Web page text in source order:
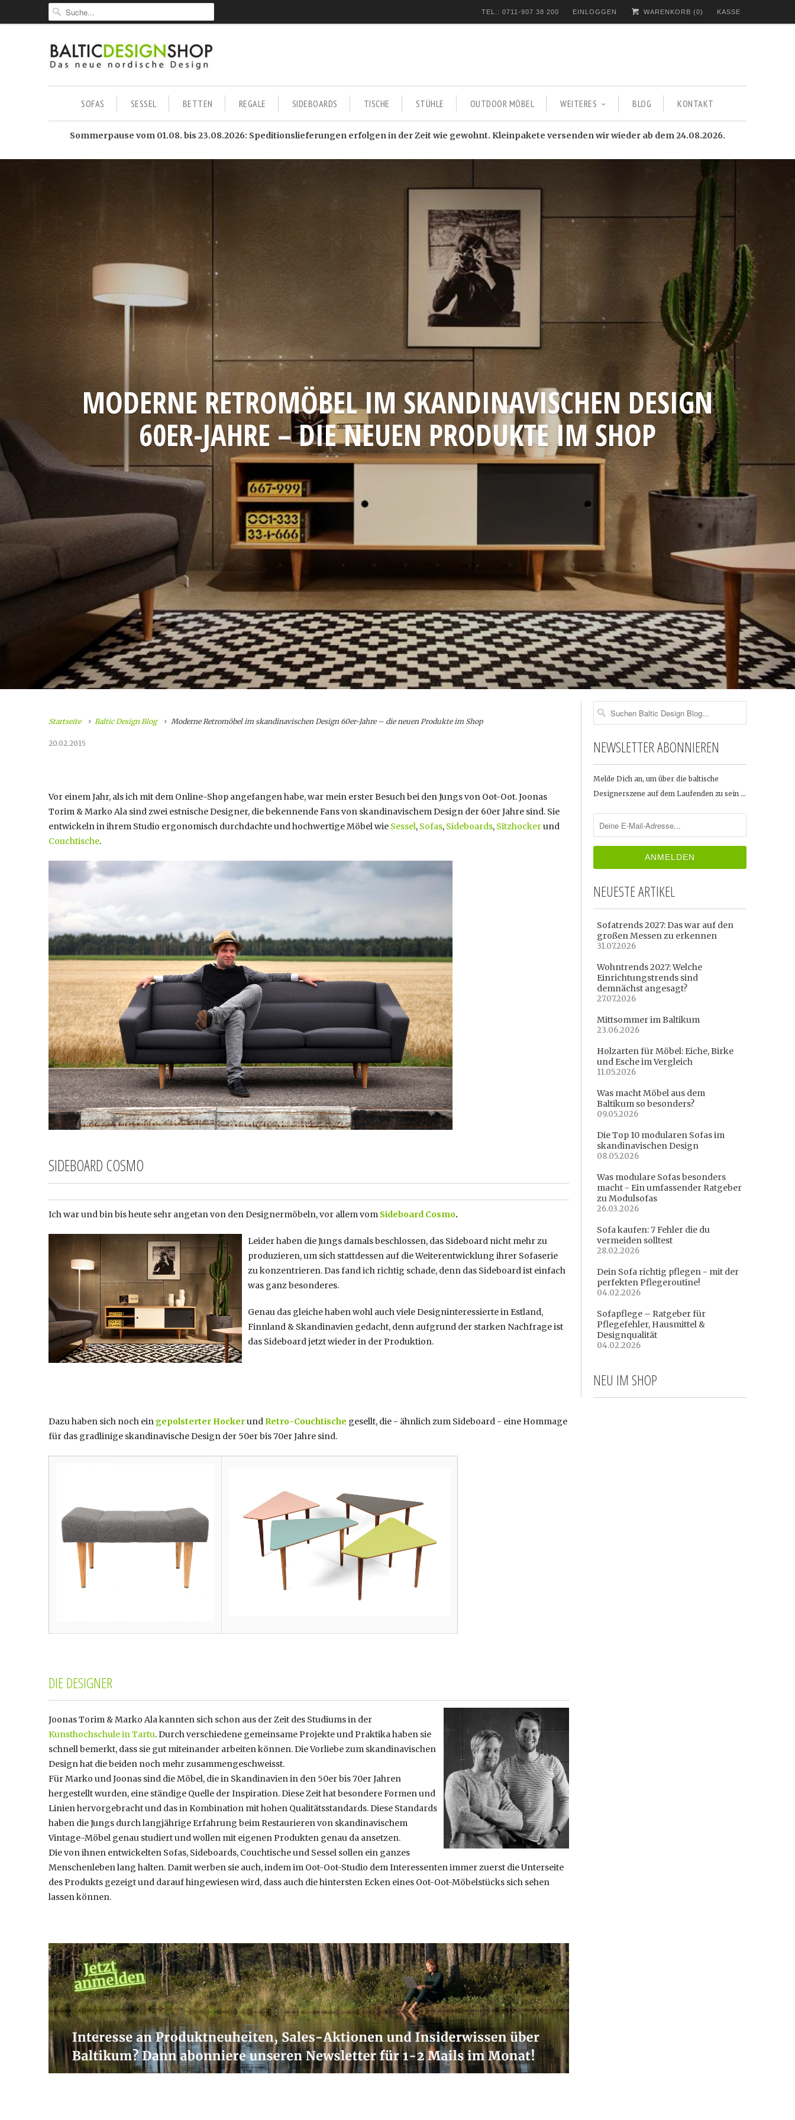
TEL.: 0711-907 38 200 EINLOGGEN WARENKORB (0) KASSE
SOFAS SESSEL BETTEN REGALE SIDEBOARDS TISCHE STÜHLE OUTDOOR MÖBEL WEITERES BLOG KONTAKT
Sommerpause vom 01.08. bis 23.08.2026: Speditionslieferungen erfolgen in der Zeit wie gewohnt. Kleinpakete versenden wir wieder ab dem 24.08.2026.
MODERNE RETROMÖBEL IM SKANDINAVISCHEN DESIGN
60ER-JAHRE – DIE NEUEN PRODUKTE IM SHOP
Startseite Baltic Design Blog Moderne Retromöbel im skandinavischen Design 60er-Jahre – die neuen Produkte im Shop
20.02.2015
Vor einem Jahr, als ich mit dem Online-Shop angefangen habe, war mein erster Besuch bei den Jungs von Oot-Oot. Joonas
Torim & Marko Ala sind zwei estnische Designer, die bekennende Fans von skandinavischem Design der 60er Jahre sind. Sie
entwickeln in ihrem Studio ergonomisch durchdachte und hochwertige Möbel wie Sessel, Sofas, Sideboards, Sitzhockerund
Couchtische.
SIDEBOARD COSMO
Ich war und bin bis heute sehr angetan von den Designermöbeln, vor allem vom Sideboard Cosmo.
Leider haben die Jungs damals beschlossen, das Sideboard nicht mehr zu
produzieren, um sich stattdessen auf die Weiterentwicklung ihrer Sofaserie
zu konzentrieren. Das fand ich richtig schade, denn das Sideboard ist einfach
was ganz besonderes.
Genau das gleiche haben wohl auch viele Designinteressierte in Estland,
Finnland & Skandinavien gedacht, denn aufgrund der starken Nachfrage ist
das Sideboard jetzt wieder in der Produktion.
Dazu haben sich noch ein gepolsterter Hockerund Retro-Couchtische gesellt, die - ähnlich zum Sideboard - eine Hommage
für das gradlinige skandinavische Design der 50er bis 70er Jahre sind.
DIE DESIGNER
Joonas Torim & Marko Ala kannten sich schon aus der Zeit des Studiums in der
Kunsthochschule in Tartu. Durch verschiedene gemeinsame Projekte und Praktika haben sie
schnell bemerkt, dass sie gut miteinander arbeiten können. Die Vorliebe zum skandinavischen
Design hat die beiden noch mehr zusammengeschweisst.
Für Marko und Joonas sind die Möbel, die in Skandinavien in den 50er bis 70er Jahren
hergestellt wurden, eine ständige Quelle der Inspiration. Diese Zeit hat besondere Formen und
Linien hervorgebracht und das in Kombination mit hohen Qualitätsstandards. Diese Standards
haben die Jungs durch langjährige Erfahrung beim Restaurieren von skandinavischem
Vintage-Möbel genau studiert und wollen mit eigenen Produkten genau da ansetzen.
Die von ihnen entwickelten Sofas, Sideboards, Couchtische und Sessel sollen ein ganzes
Menschenleben lang halten. Damit werben sie auch, indem im Oot-Oot-Studio dem Interessenten immer zuerst die Unterseite
des Produkts gezeigt und darauf hingewiesen wird, dass auch die hintersten Ecken eines Oot-Oot-Möbelstücks sich sehen
lassen können.
NEWSLETTER ABONNIEREN
Melde Dich an, um über die baltische
Designerszene auf dem Laufenden zu sein …
NEUESTE ARTIKEL
Sofatrends 2027: Das war auf den
großen Messen zu erkennen
31.07.2026
Wohntrends 2027: Welche
Einrichtungstrends sind
demnächst angesagt?
27.07.2026
Mittsommer im Baltikum
23.06.2026
Holzarten für Möbel: Eiche, Birke
und Esche im Vergleich
11.05.2026
Was macht Möbel aus dem
Baltikum so besonders?
09.05.2026
Die Top 10 modularen Sofas im
skandinavischen Design
08.05.2026
Was modulare Sofas besonders
macht - Ein umfassender Ratgeber
zu Modulsofas
26.03.2026
Sofa kaufen: 7 Fehler die du
vermeiden solltest
28.02.2026
Dein Sofa richtig pflegen - mit der
perfekten Pflegeroutine!
04.02.2026
Sofapflege – Ratgeber für
Pflegefehler, Hausmittel &
Designqualität
04.02.2026
NEU IM SHOP